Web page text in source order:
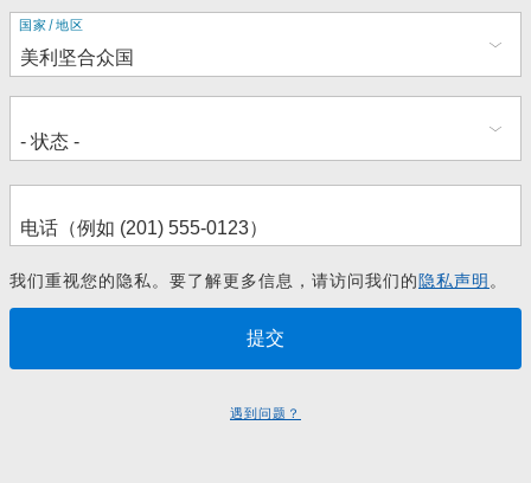
地
址
国家/地区
我们重视您的隐私。要了解更多信息，请访问我们的 隐私声明 。
遇到问题？